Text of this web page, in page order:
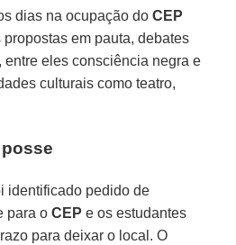
dias na ocupação doCEP
em pauta, debates
entre eles consciência negra e
culturais como teatro,
identificado pedido de
para oCEP e os estudantes
para deixar o local. O